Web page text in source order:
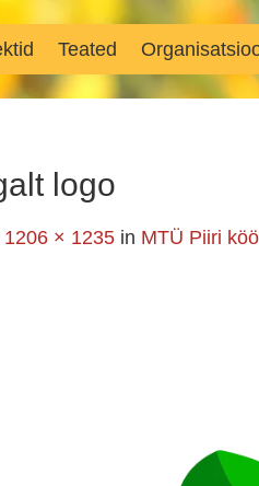
Teated
logo
1206 × 1235 in MTÜ Piiri